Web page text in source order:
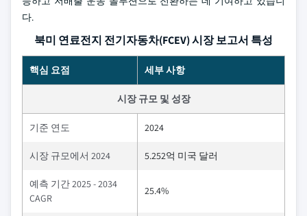
다.
북미 연료전지 전기자동차(FCEV) 시장 보고서 특성
핵심 요점 세부 사항
시장 규모 및 성장
기준 연도 2024
시장 규모에서 2024 5.252억 미국 달러
예측 기간 2025 - 2034
CAGR
25.4%